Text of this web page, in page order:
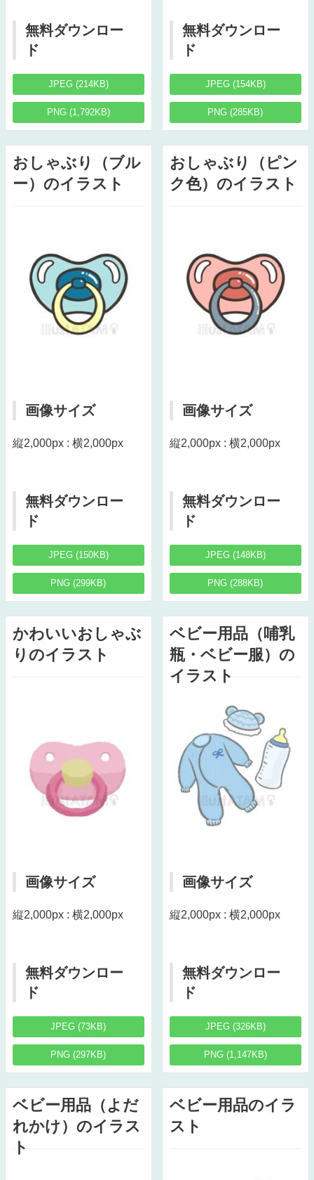
無料ダウンロー
ド
JPEG (214KB)
PNG (1,792KB)
無料ダウンロー
ド
JPEG (154KB)
PNG (285KB)
おしゃぶり（ブル
ー）のイラスト
画像サイズ
縦2,000px : 横2,000px
無料ダウンロー
ド
JPEG (150KB)
PNG (299KB)
おしゃぶり（ピン
ク色）のイラスト
画像サイズ
縦2,000px : 横2,000px
無料ダウンロー
ド
JPEG (148KB)
PNG (288KB)
かわいいおしゃぶ
りのイラスト
画像サイズ
縦2,000px : 横2,000px
無料ダウンロー
ド
JPEG (73KB)
PNG (297KB)
ベビー用品（哺乳
瓶・ベビー服）の
イラスト
画像サイズ
縦2,000px : 横2,000px
無料ダウンロー
ド
JPEG (326KB)
PNG (1,147KB)
ベビー用品（よだ
れかけ）のイラス
ト
ベビー用品のイラ
スト